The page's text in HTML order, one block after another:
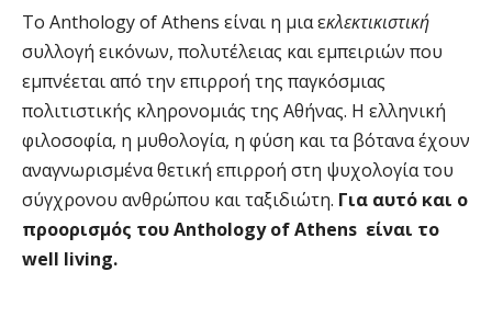
Το Anthology of Athens είναι η μια εκλεκτικιστική
συλλογή εικόνων, πολυτέλειας και εμπειριών που
εμπνέεται από την επιρροή της παγκόσμιας
πολιτιστικής κληρονομιάς της Αθήνας. Η ελληνική
φιλοσοφία, η μυθολογία, η φύση και τα βότανα έχουν
αναγνωρισμένα θετική επιρροή στη ψυχολογία του
σύγχρονου ανθρώπου και ταξιδιώτη. Για αυτό και ο
προορισμός του Anthology of Athens είναι το
well living.